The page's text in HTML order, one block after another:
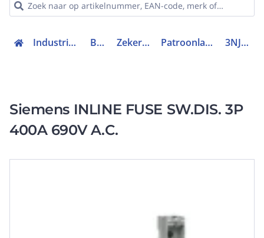
Industriele componenten Beveiliging Zekeringsmateriaal Patroonlastscheidingsstrook 3NJ41333BF01
Siemens INLINE FUSE SW.DIS. 3P
400A 690V A.C.